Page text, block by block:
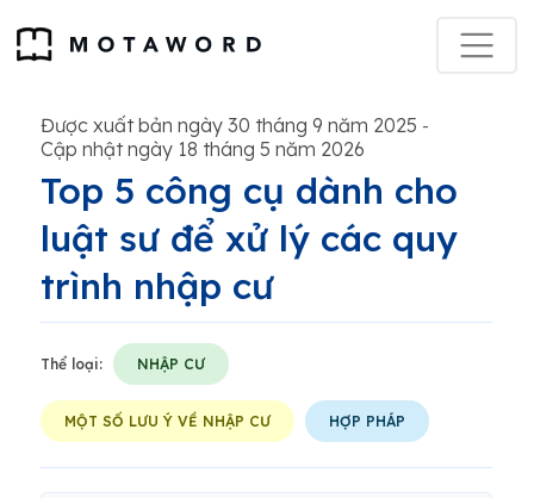
Được xuất bản ngày 30 tháng 9 năm 2025 -
Cập nhật ngày 18 tháng 5 năm 2026
Top 5 công cụ dành cho
luật sư để xử lý các quy
trình nhập cư
Thể loại: NHẬP CƯ
MỘT SỐ LƯU Ý VỀ NHẬP CƯ HỢP PHÁP